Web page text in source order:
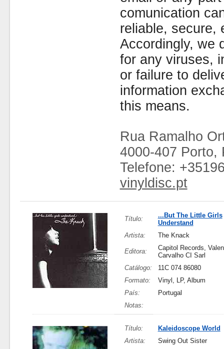
comunication
reliable, secure,
Accordingly, we
for any viruses,
or failure to
information
this means.
Rua Ramalho
4000-407 Porto,
Telefone:
vinyldisc.pt
Título:
...But The Little Girls
Understand
Artista:
The Knack
Editora:
Capitol Records,
Carvalho CI Sarl
Catálogo:
11C 074 86080
Formato:
Vinyl, LP, Album
País:
Portugal
Notas:
Título:
Kaleidoscope World
Artista:
Swing Out Sister